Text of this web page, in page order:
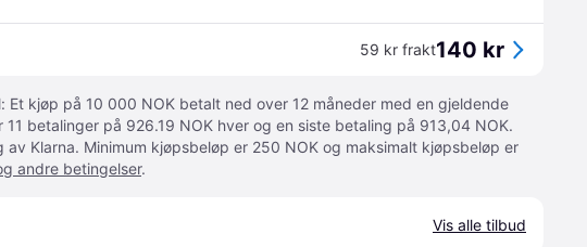
59 kr frakt140 kr
Et kjøp på 10 000 NOK betalt ned over 12 måneder med en gjeldende
betalinger på 926.19 NOK hver og en siste betaling på 913,04 NOK.
Klarna. Minimum kjøpsbeløp er 250 NOK og maksimalt kjøpsbeløp er
andre betingelser.
Vis alle tilbud